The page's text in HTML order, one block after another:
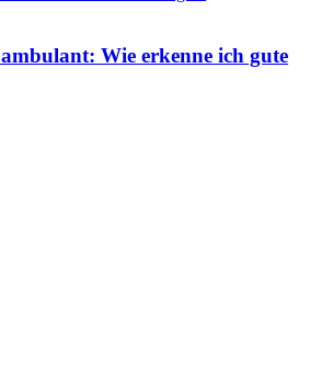
Wie erkenne ich gute